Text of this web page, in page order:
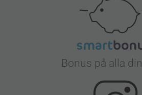
Bonus på alla